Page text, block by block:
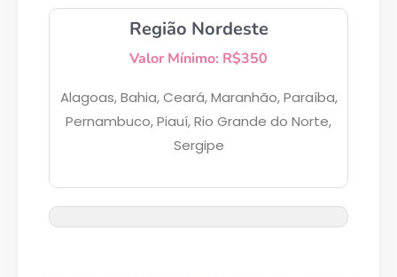
Região Nordeste
Valor Mínimo: R$350
Alagoas, Bahia, Ceará, Maranhão, Paraíba,
Pernambuco, Piauí, Rio Grande do Norte,
Sergipe
Campanha lançada com
sucesso!